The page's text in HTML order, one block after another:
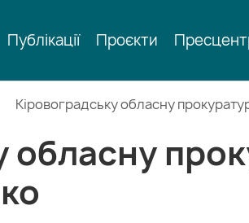
Публікації Проєкти
Кіровоградську обласну
обласну